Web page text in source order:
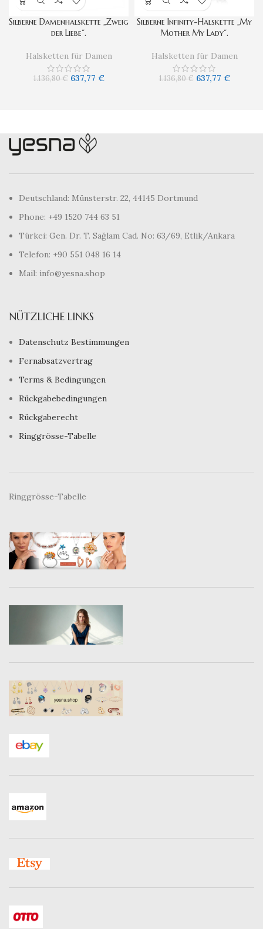
Silberne Damenhalskette „Zweig
der Liebe“.
Halsketten für Damen
1.136,80€ 637,77 €
Silberne Infinity-Halskette „My
Mother My Lady“.
Halsketten für Damen
1.136,80€ 637,77 €
Deutschland: Münsterstr. 22, 44145 Dortmund
Phone: +49 1520 744 63 51
Türkei: Gen. Dr. T. Sağlam Cad. No: 63/69, Etlik/Ankara
Telefon: +90 551 048 16 14
Mail: info@yesna.shop
NÜTZLICHE LINKS
Datenschutz Bestimmungen
Fernabsatzvertrag
Terms & Bedingungen
Rückgabebedingungen
Rückgaberecht
Ringgrösse-Tabelle
Ringgrösse-Tabelle